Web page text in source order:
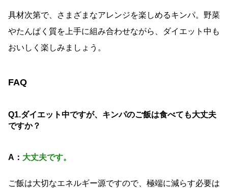
具材次第で、さまざまなアレンジを楽しめるキンパ。野菜
やたんぱく質を上手に組み合わせながら、ダイエット中も
おいしく楽しみましょう。
FAQ
Q1.ダイエット中ですが、キンパのご飯は食べても大丈夫
ですか？
A ： 大丈夫です。
ご飯は大切なエネルギー源ですので、極端に減らす必要は